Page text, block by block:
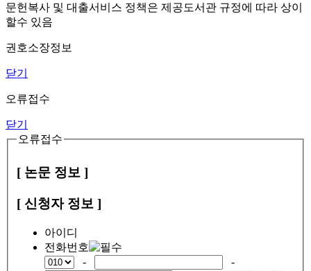
문헌복사 및 대출서비스 정책은 제공도서관 규정에 따라 상이
할수 있음
권호소장정보
닫기
오류접수
닫기
오류접수
[ 논문 정보 ]
[ 신청자 정보 ]
아이디
전화번호
-
-